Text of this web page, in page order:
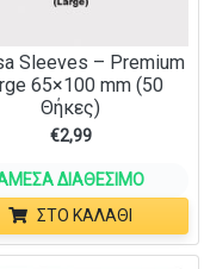
Sleeves – Premium
65×100 mm (50
Θήκες)
€2,99
ΔΙΑΘΈΣΙΜΟ
ΣΤΟ ΚΑΛΆΘΙ